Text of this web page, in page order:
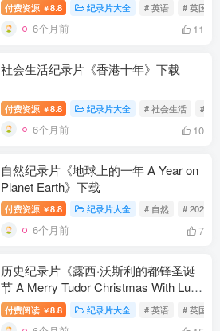
付费资源 ￥8.8 纪录片大全 # 英语 # 英国
6个月前 11
社会生活纪录片《香港十年》下载
付费资源 ￥8.8 纪录片大全 # 社会生活 #
6个月前 10
自然纪录片《地球上的一年 A Year on
Planet Earth》下载
付费资源 ￥8.8 纪录片大全 # 自然 # 2022
6个月前 7
历史纪录片《露西·沃斯利的都铎圣诞
节 A Merry Tudor Christmas With Lucy
Worsley》下载
付费阅读 ￥8.8 纪录片大全 # 英语 # 英国